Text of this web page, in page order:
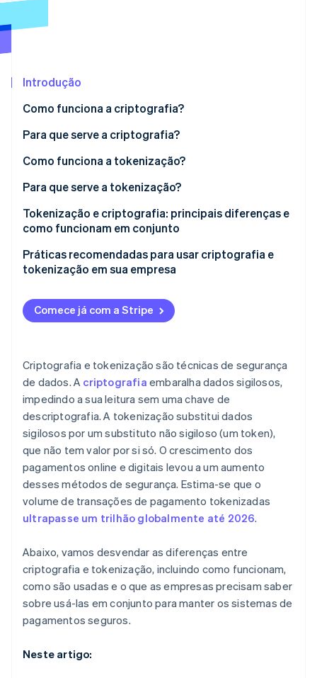
Veja como a Stripe está construindo a infraestrutura
Assista agora
Introdução
Como funciona a criptografia?
Para que serve a criptografia?
Como funciona a tokenização?
Para que serve a tokenização?
Tokenização e criptografia: principais diferenças e
como funcionam em conjunto
Um exemplo do uso conjunto de tokenização e
criptografia
Práticas recomendadas para usar criptografia e
tokenização em sua empresa
Criptografia
Tokenização
Comece já com a Stripe
Criptografia e tokenização são técnicas de segurança
de dados. A criptografia embaralha dados sigilosos,
impedindo a sua leitura sem uma chave de
descriptografia. A tokenização substitui dados
sigilosos por um substituto não sigiloso (um token),
que não tem valor por si só. O crescimento dos
pagamentos online e digitais levou a um aumento
desses métodos de segurança. Estima-se que o
volume de transações de pagamento tokenizadas
ultrapasse um trilhão globalmente até 2026.
Abaixo, vamos desvendar as diferenças entre
criptografia e tokenização, incluindo como funcionam,
como são usadas e o que as empresas precisam saber
sobre usá-las em conjunto para manter os sistemas de
pagamentos seguros.
Neste artigo: